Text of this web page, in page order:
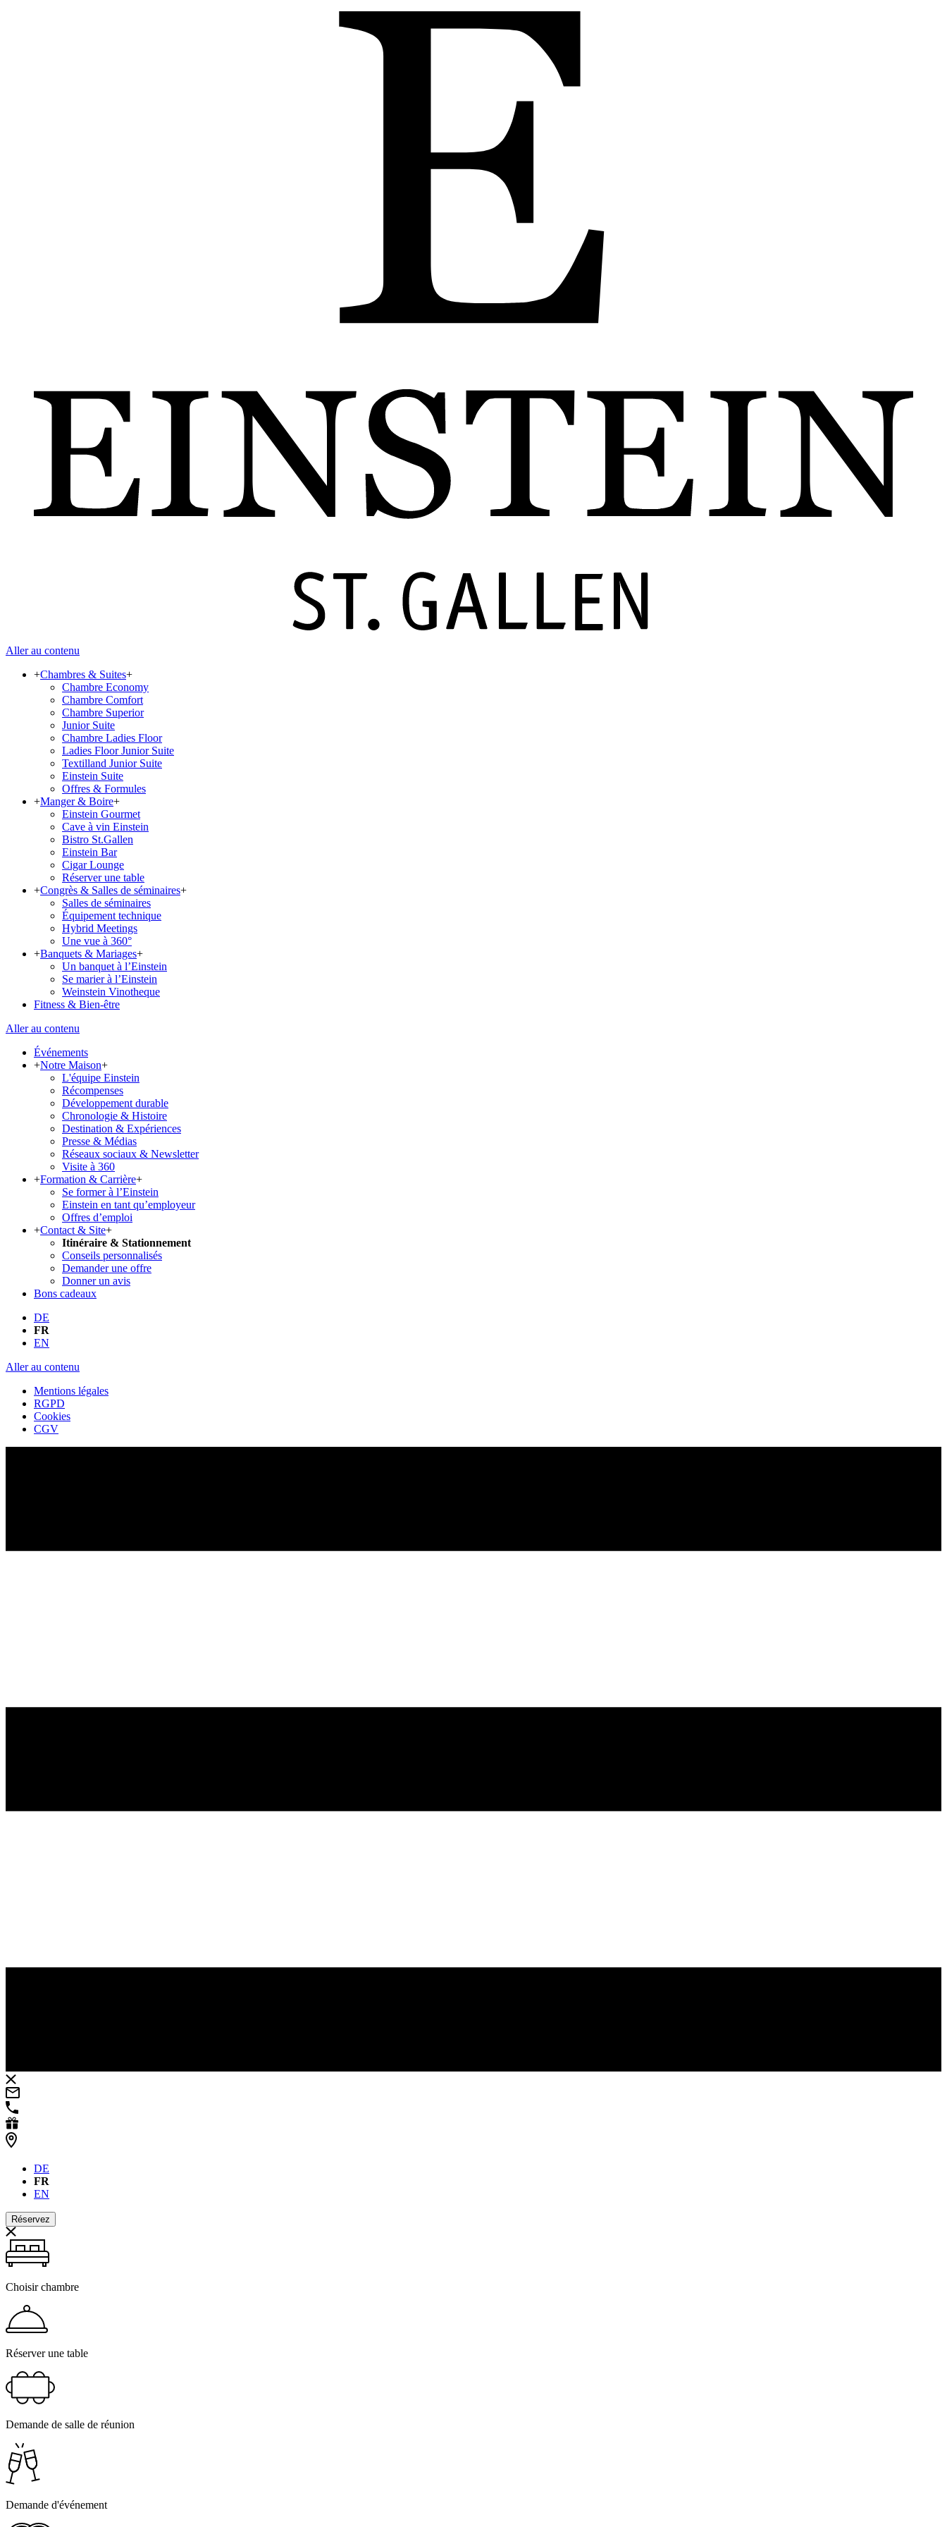
Aller au contenu
+Chambres & Suites+
Chambre Economy
Chambre Comfort
Chambre Superior
Junior Suite
Chambre Ladies Floor
Ladies Floor Junior Suite
Textilland Junior Suite
Einstein Suite
Offres & Formules
+Manger & Boire+
Einstein Gourmet
Cave à vin Einstein
Bistro St.Gallen
Einstein Bar
Cigar Lounge
Réserver une table
+Congrès & Salles de séminaires+
Salles de séminaires
Équipement technique
Hybrid Meetings
Une vue à 360°
+Banquets & Mariages+
Un banquet à l’Einstein
Se marier à l’Einstein
Weinstein Vinotheque
Fitness & Bien-être
Aller au contenu
Événements
+Notre Maison+
L'équipe Einstein
Récompenses
Développement durable
Chronologie & Histoire
Destination & Expériences
Presse & Médias
Réseaux sociaux & Newsletter
Visite à 360
+Formation & Carrière+
Se former à l’Einstein
Einstein en tant qu’employeur
Offres d’emploi
+Contact & Site+
Itinéraire & Stationnement
Conseils personnalisés
Demander une offre
Donner un avis
Bons cadeaux
DE
FR
EN
Aller au contenu
Mentions légales
RGPD
Cookies
CGV
DE
FR
EN
Réservez
Choisir chambre
Réserver une table
Demande de salle de réunion
Demande d'événement